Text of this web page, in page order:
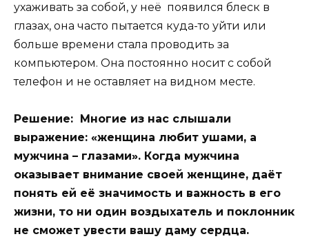
ухаживать за собой, у неё появился блеск в
глазах, она часто пытается куда-то уйти или
больше времени стала проводить за
компьютером. Она постоянно носит с собой
телефон и не оставляет на видном месте.
Решение: Многие из нас слышали
выражение: «женщина любит ушами, а
мужчина – глазами». Когда мужчина
оказывает внимание своей женщине, даёт
понять ей её значимость и важность в его
жизни, то ни один воздыхатель и поклонник
не сможет увести вашу даму сердца.